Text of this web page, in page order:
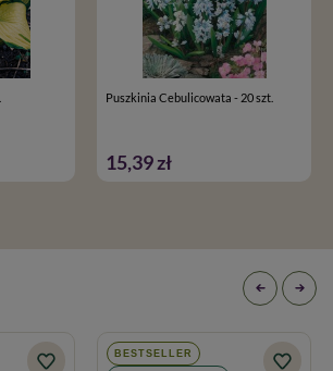
Puszkinia Cebulicowata - 20 szt.
15,39 zł
BESTSELLER